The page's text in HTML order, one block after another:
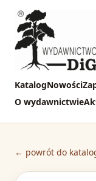
KatalogNowości
O wydawnictwie
← powrót do